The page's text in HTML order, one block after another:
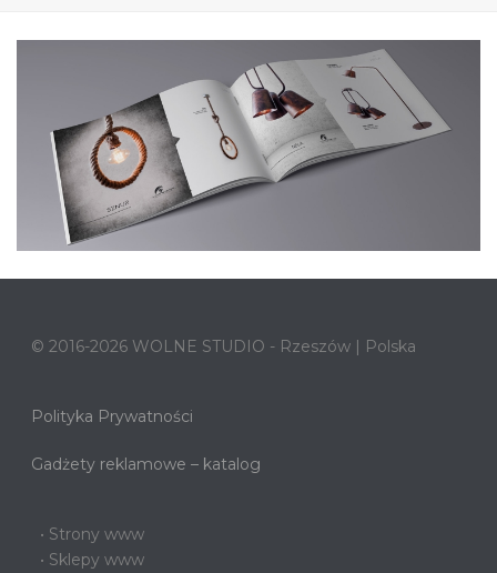
© 2016-2026 WOLNE STUDIO - Rzeszów | Polska
Polityka Prywatności
Gadżety reklamowe – katalog
• Strony www
• Sklepy www